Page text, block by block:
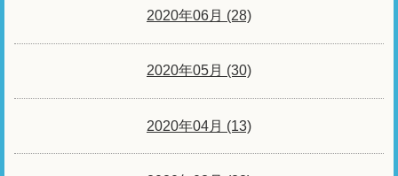
2020年06月 (28)
2020年05月 (30)
2020年04月 (13)